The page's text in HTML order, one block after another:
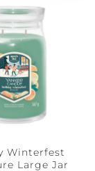
Winterfest
Large Jar